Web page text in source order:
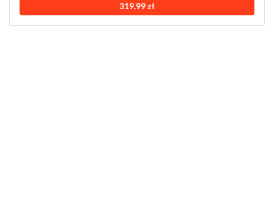
319,99 zł